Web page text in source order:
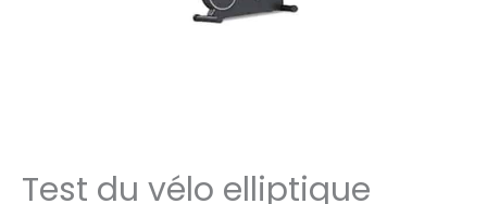
Test du vélo elliptique